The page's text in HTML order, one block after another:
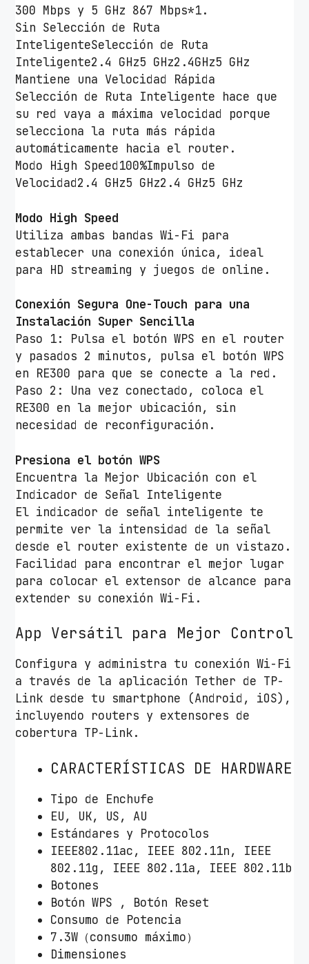
300 Mbps y 5 GHz 867 Mbps*1.
Sin Selección de Ruta
InteligenteSelección de Ruta
Inteligente2.4 GHz5 GHz2.4GHz5 GHz
Mantiene una Velocidad Rápida
Selección de Ruta Inteligente hace que
su red vaya a máxima velocidad porque
selecciona la ruta más rápida
automáticamente hacia el router.
Modo High Speed100%Impulso de
Velocidad2.4 GHz5 GHz2.4 GHz5 GHz
Modo High Speed
Utiliza ambas bandas Wi-Fi para
establecer una conexión única, ideal
para HD streaming y juegos de online.
Conexión Segura One-Touch para una
Instalación Super Sencilla
Paso 1: Pulsa el botón WPS en el router
y pasados 2 minutos, pulsa el botón WPS
en RE300 para que se conecte a la red.
Paso 2: Una vez conectado, coloca el
RE300 en la mejor ubicación, sin
necesidad de reconfiguración.
Presiona el botón WPS
Encuentra la Mejor Ubicación con el
Indicador de Señal Inteligente
El indicador de señal inteligente te
permite ver la intensidad de la señal
desde el router existente de un vistazo.
Facilidad para encontrar el mejor lugar
para colocar el extensor de alcance para
extender su conexión Wi-Fi.
App Versátil para Mejor Control
Configura y administra tu conexión Wi-Fi
a través de la aplicación Tether de TP-
Link desde tu smartphone (Android, iOS),
incluyendo routers y extensores de
cobertura TP-Link.
CARACTERÍSTICAS DE HARDWARE
Tipo de Enchufe
EU, UK, US, AU
Estándares y Protocolos
IEEE802.11ac, IEEE 802.11n, IEEE
802.11g, IEEE 802.11a, IEEE 802.11b
Botones
Botón WPS , Botón Reset
Consumo de Potencia
7.3W（consumo máximo）
Dimensiones